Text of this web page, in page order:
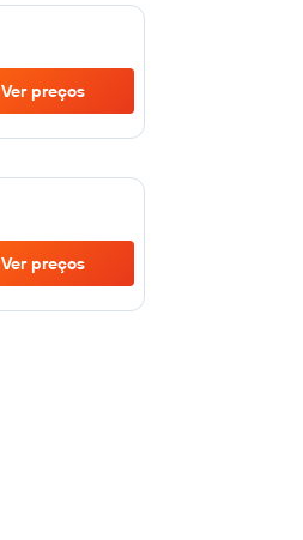
Ver preços
Ver preços